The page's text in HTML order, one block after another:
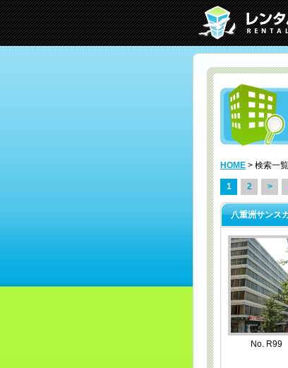
HOME > 検索一覧
1 2 >
八重洲サンス
No. R99